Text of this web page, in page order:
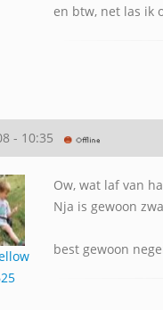
en btw, net las ik
- 10:35
Ow, wat laf van
Nja is gewoon
best gewoon